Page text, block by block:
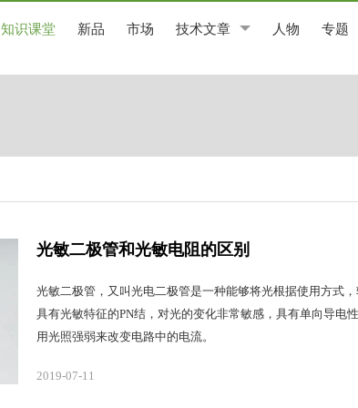
知识课堂 新品 市场 技术文章 人物 专题
光敏二极管和光敏电阻的区别
光敏二极管，又叫光电二极管是一种能够将光根据使用方式
具有光敏特征的PN结，对光的变化非常敏感，具有单向导电
用光照强弱来改变电路中的电流。
2019-07-11